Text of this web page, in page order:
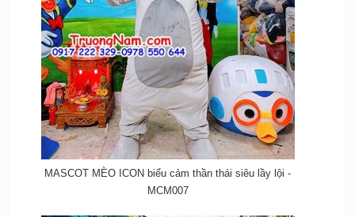
MASCOT MÈO ICON biểu cảm thần thái siêu lầy lội -
MCM007